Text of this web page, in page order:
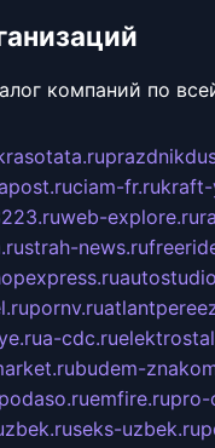
компаний по
ciam-fr.rukraft-
web-explore.ru
strah-news.ru
pornv.ru
a-cdc.ru
budem-
emfire.rupro-
seks-uzbek.ru